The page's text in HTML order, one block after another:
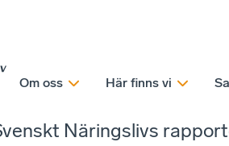
Om oss Här finns vi
Näringslivs